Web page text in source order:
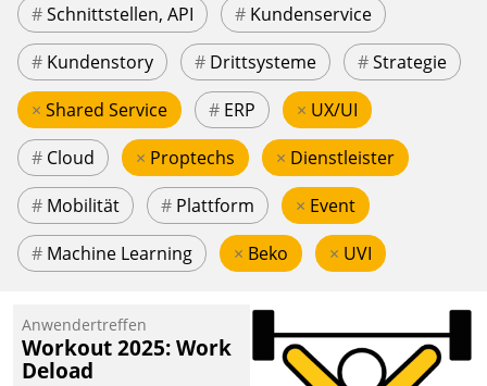
#Schnittstellen, API # Kundenservice
# Kundenstory # Drittsysteme #Strategie
× Shared Service # ERP × UX/UI
# Cloud × Proptechs × Dienstleister
# Mobilität # Plattform × Event
# Machine Learning × Beko × UVI
Anwendertreffen
Workout 2025: Work
Deload